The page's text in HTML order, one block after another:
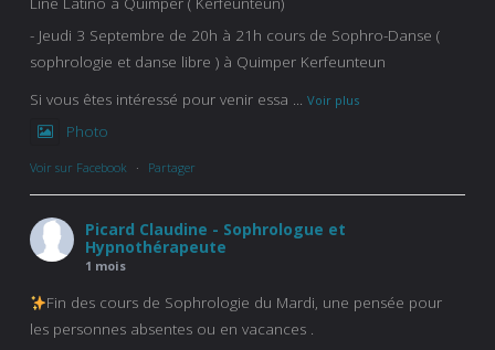
- Jeudi 3 Septembre de 20h à 21h cours de Sophro-Danse (
sophrologie et danse libre ) à Quimper Kerfeunteun
Si vous êtes intéressé pour venir essa ... Voir plus
Photo
Voir sur Facebook · Partager
Picard Claudine - Sophrologue et
Hypnothérapeute
1 mois
Fin des cours de Sophrologie du Mardi, une pensée pour
les personnes absentes ou en vacances .